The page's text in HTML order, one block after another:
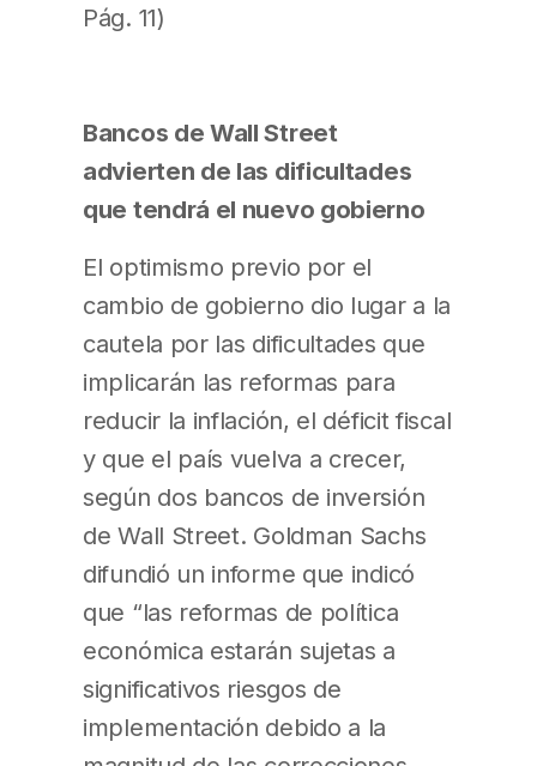
Pág. 11)
Bancos de Wall Street
advierten de las dificultades
que tendrá el nuevo gobierno
El optimismo previo por el
cambio de gobierno dio lugar a la
cautela por las dificultades que
implicarán las reformas para
reducir la inflación, el déficit fiscal
y que el país vuelva a crecer,
según dos bancos de inversión
de Wall Street. Goldman Sachs
difundió un informe que indicó
que “las reformas de política
económica estarán sujetas a
significativos riesgos de
implementación debido a la